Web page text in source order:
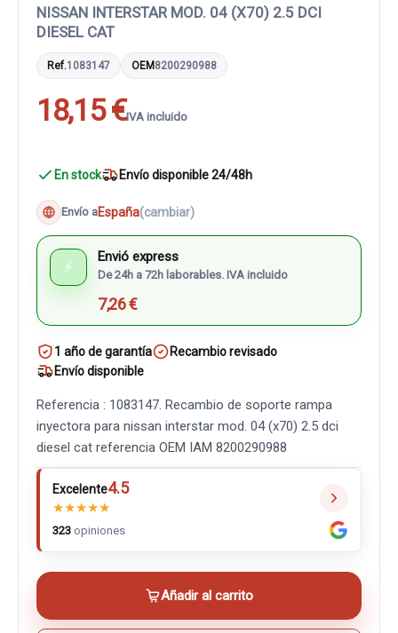
NISSAN INTERSTAR MOD. 04 (X70) 2.5 DCI
DIESEL CAT
Ref.1083147 OEM8200290988
18,15 €IVA incluido
En stock Envío disponible 24/48h
Envío aEspaña(cambiar)
⚡
Envió express
De 24h a 72h laborables. IVA incluido
7,26 €
1 año de garantía
Recambio revisado
Envío disponible
Referencia : 1083147. Recambio de soporte rampa
inyectora para nissan interstar mod. 04 (x70) 2.5 dci
diesel cat referencia OEM IAM 8200290988
Excelente4.5
★★★★★
323 opiniones
Añadir al carrito